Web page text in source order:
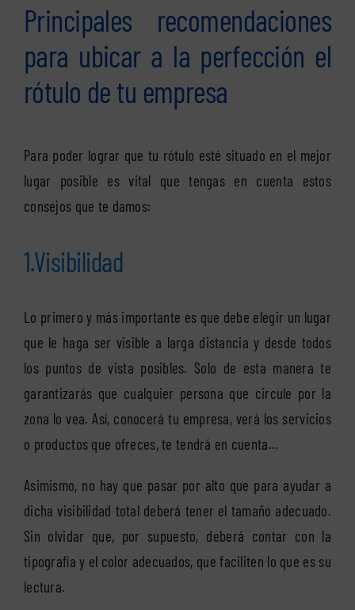
Principales recomendaciones
para ubicar a la perfección el
rótulo de tu empresa
Para poder lograr que tu rótulo esté situado en el mejor
lugar posible es vital que tengas en cuenta estos
consejos que te damos:
1.Visibilidad
Lo primero y más importante es que debe elegir un lugar
que le haga ser visible a larga distancia y desde todos
los puntos de vista posibles. Solo de esta manera te
garantizarás que cualquier persona que circule por la
zona lo vea. Así, conocerá tu empresa, verá los servicios
o productos que ofreces, te tendrá en cuenta…
Asimismo, no hay que pasar por alto que para ayudar a
dicha visibilidad total deberá tener el tamaño adecuado.
Sin olvidar que, por supuesto, deberá contar con la
tipografía y el color adecuados, que faciliten lo que es su
lectura.